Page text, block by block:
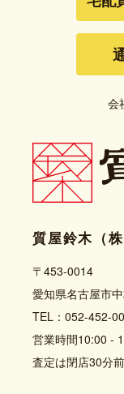
会
質屋鈴木（
〒453-0014
愛知県名古屋市
TEL：052-452-
営業時間10:00 -
査定は閉店30分